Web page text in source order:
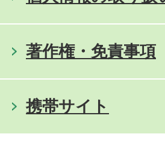
著作権・免責事項
携帯サイト